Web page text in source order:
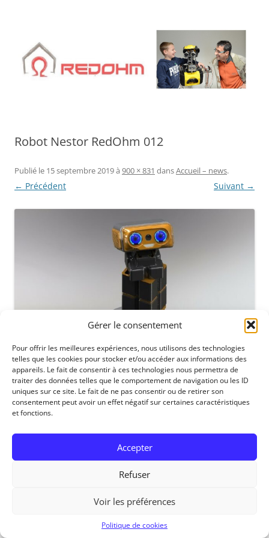
Gérer le consentement
Pour offrir les meilleures expériences, nous utilisons des technologies
telles que les cookies pour stocker et/ou accéder aux informations des
appareils. Le fait de consentir à ces technologies nous permettra de
traiter des données telles que le comportement de navigation ou les ID
uniques sur ce site. Le fait de ne pas consentir ou de retirer son
consentement peut avoir un effet négatif sur certaines caractéristiques
et fonctions.
Accepter
Refuser
Voir les préférences
Politique de cookies
Robot Nestor RedOhm 012
Publié le 15 septembre 2019à 900 × 831 dansAccueil – news.
← Précédent Suivant →